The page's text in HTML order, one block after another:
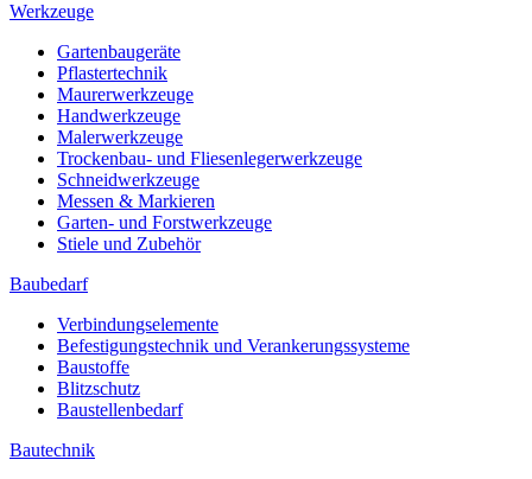
Werkzeuge
Gartenbaugeräte
Pflastertechnik
Maurerwerkzeuge
Handwerkzeuge
Malerwerkzeuge
Trockenbau- und Fliesenlegerwerkzeuge
Schneidwerkzeuge
Messen & Markieren
Garten- und Forstwerkzeuge
Stiele und Zubehör
Baubedarf
Verbindungselemente
Befestigungstechnik und Verankerungssysteme
Baustoffe
Blitzschutz
Baustellenbedarf
Bautechnik